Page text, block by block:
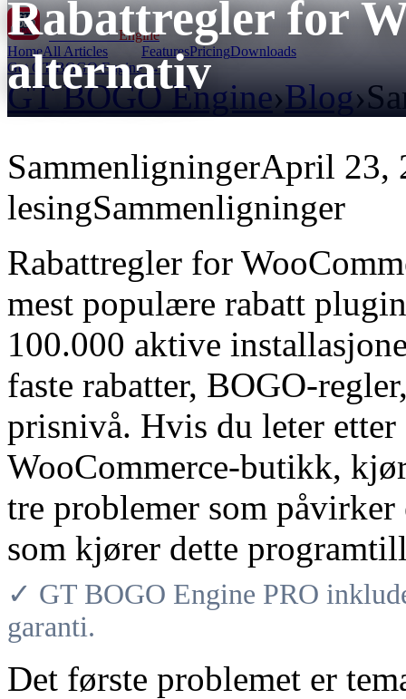
GT BOGOEngine
HomeAll Articles FeaturesPricingDownloads
Get GT BOGO Engine →
GT BOGO Engine›Blog›
Rabattregler for
alternativ
SammenligningerApril 23,
lesingSammenligninger
Rabattregler for
mest populære rabatt
100.000 aktive
faste rabatter, BOGO-
prisnivå. Hvis du leter
WooCommerce-butikk,
tre problemer som
som kjører dette
✓ GT BOGO Engine PRO
garanti.
Det første problemet er